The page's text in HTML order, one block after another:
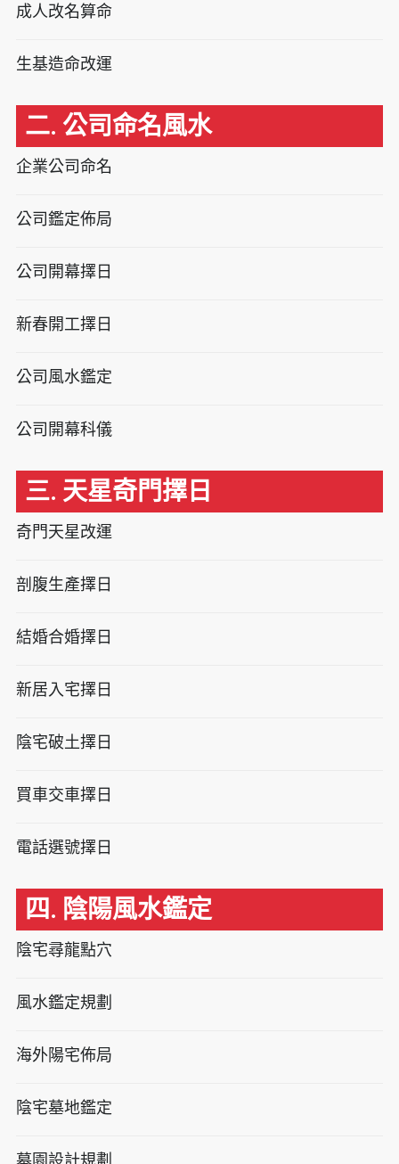
成人改名算命
生基造命改運
二. 公司命名風水
企業公司命名
公司鑑定佈局
公司開幕擇日
新春開工擇日
公司風水鑑定
公司開幕科儀
三. 天星奇門擇日
奇門天星改運
剖腹生產擇日
結婚合婚擇日
新居入宅擇日
陰宅破土擇日
買車交車擇日
電話選號擇日
四. 陰陽風水鑑定
陰宅尋龍點穴
風水鑑定規劃
海外陽宅佈局
陰宅墓地鑑定